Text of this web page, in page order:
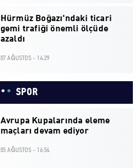
Hürmüz Boğazı'ndaki ticari
gemi trafiği önemli ölçüde
azaldı
07 AĞUSTOS - 14:29
SPOR
Avrupa Kupalarında eleme
maçları devam ediyor
05 AĞUSTOS - 16:54